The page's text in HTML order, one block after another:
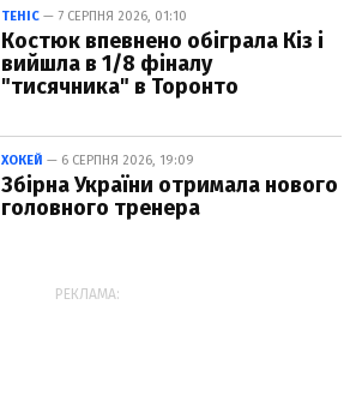
ТЕНІС — 7 СЕРПНЯ 2026, 01:10
Костюк впевнено обіграла Кіз і
вийшла в 1/8 фіналу
"тисячника" в Торонто
ХОКЕЙ — 6 СЕРПНЯ 2026, 19:09
Збірна України отримала нового
головного тренера
РЕКЛАМА: